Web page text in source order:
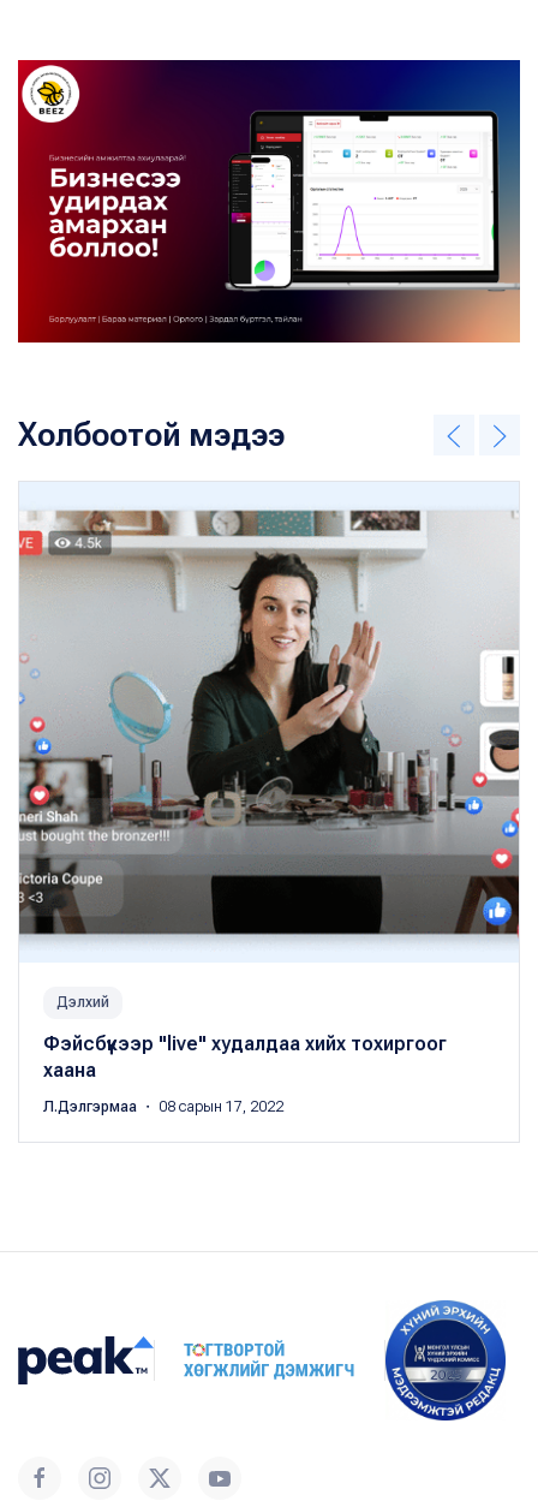
Холбоотой мэдээ
Дэлхий
Фэйсбүүкээр "live" худалдаа хийх тохиргоог
хаана
Л.Дэлгэрмаа ・ 08 сарын 17, 2022